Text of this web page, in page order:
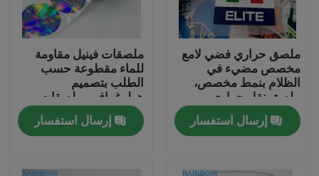
ملصق حراري فضي لامع
مخصص مضيء في
الظلام بنمط مخصص،
ملصق نقل حراري
للملابس
إرسال استفسار
ملصقات فينيل مقاومة
للماء مقطوعة حسب
الطلب بتصميم
هولوغرافي، ملصقات
لاصقة بعلامة تجارية
مصنعة للمعدات الأصلية
للهدايا والحرف اليدوية
إرسال استفسار